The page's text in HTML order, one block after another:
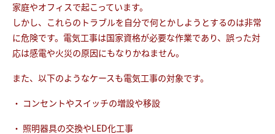
家庭やオフィスで起こっています。
しかし、これらのトラブルを自分で何とかしようとするのは非常
に危険です。電気工事は国家資格が必要な作業であり、誤った対
応は感電や火災の原因にもなりかねません。
また、以下のようなケースも電気工事の対象です。
・ コンセントやスイッチの増設や移設
・ 照明器具の交換やLED化工事